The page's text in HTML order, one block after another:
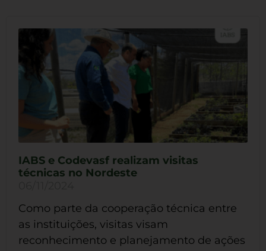
IABS e Codevasf realizam visitas
técnicas no Nordeste
Como parte da cooperação técnica entre
as instituições, visitas visam
reconhecimento e planejamento de ações